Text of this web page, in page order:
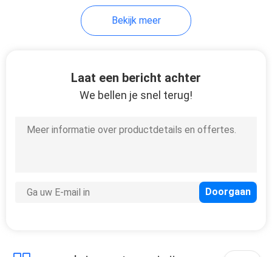
Bekijk meer
Laat een bericht achter
We bellen je snel terug!